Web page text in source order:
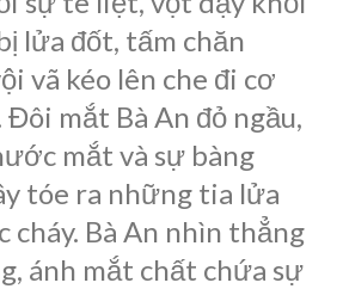
lửa đốt, tấm chăn
vã kéo lên che đi cơ
mắt Bà An đỏ ngầu,
mắt và sự bàng
tóe ra những tia lửa
cháy. Bà An nhìn thẳng
ánh mắt chất chứa sự